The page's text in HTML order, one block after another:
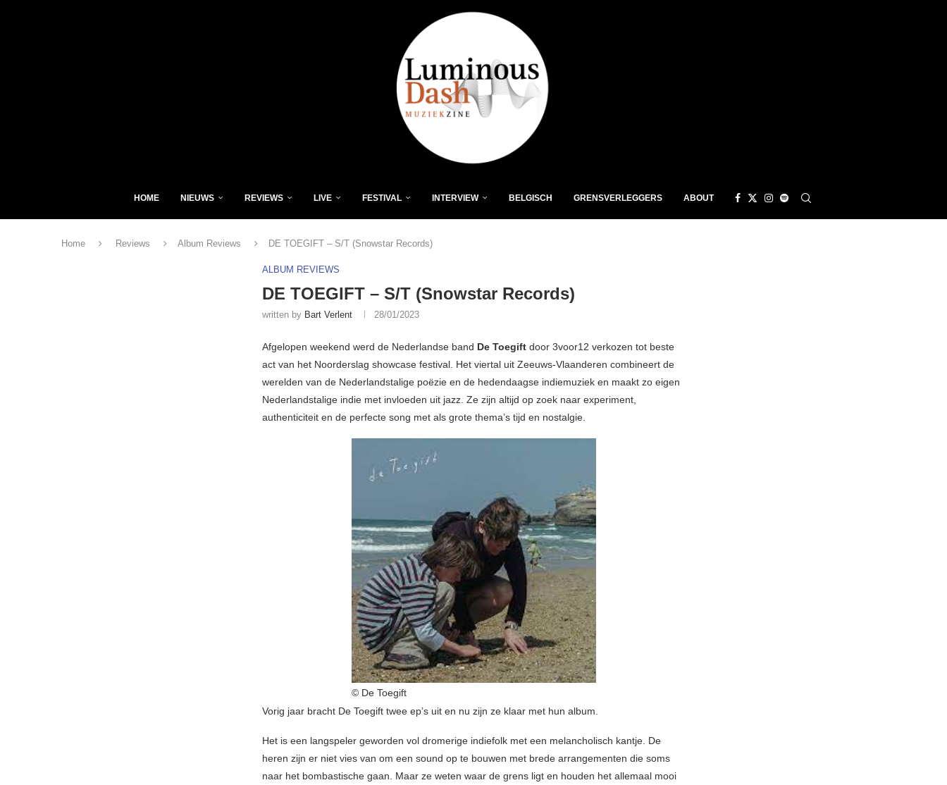
HOME NIEUWS REVIEWS LIVE FESTIVAL INTERVIEW BELGISCH GRENSVERLEGGERS ABOUT
Home Reviews Album Reviews DE TOEGIFT – S/T (Snowstar Records)
ALBUM REVIEWS
DE TOEGIFT – S/T (Snowstar Records)
written by Bart Verlent 28/01/2023
Afgelopen weekend werd de Nederlandse band De Toegift door 3voor12 verkozen tot beste
act van het Noorderslag showcase festival. Het viertal uit Zeeuws-Vlaanderen combineert de
werelden van de Nederlandstalige poëzie en de hedendaagse indiemuziek en maakt zo eigen
Nederlandstalige indie met invloeden uit jazz. Ze zijn altijd op zoek naar experiment,
authenticiteit en de perfecte song met als grote thema’s tijd en nostalgie.
© De Toegift
Vorig jaar bracht De Toegift twee ep’s uit en nu zijn ze klaar met hun album.
Het is een langspeler geworden vol dromerige indiefolk met een melancholisch kantje. De
heren zijn er niet vies van om een sound op te bouwen met brede arrangementen die soms
naar het bombastische gaan. Maar ze weten waar de grens ligt en houden het allemaal mooi